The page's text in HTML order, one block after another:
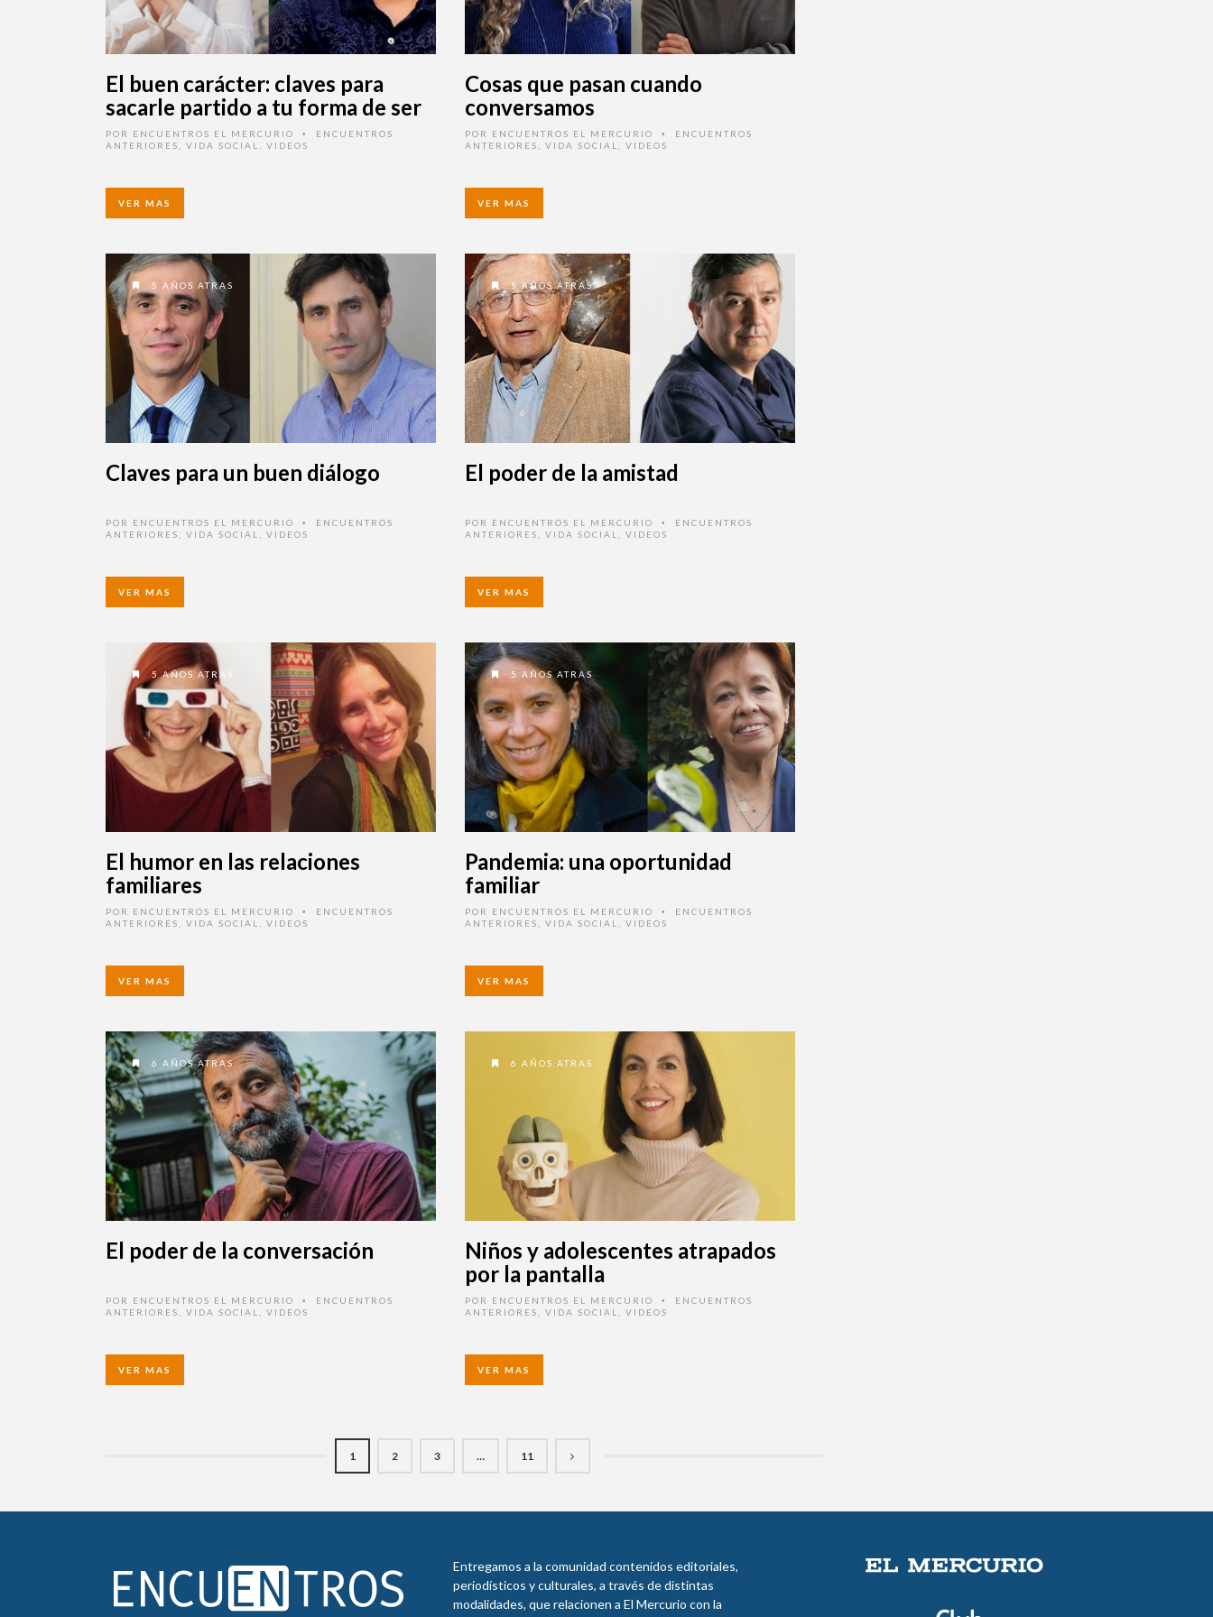
El buen carácter: claves para
sacarle partido a tu forma de ser
PORENCUENTROS EL MERCURIO •
ENCUENTROS
ANTERIORES, VIDA SOCIAL , VIDEOS
VER MAS
Cosas que pasan cuando
conversamos
PORENCUENTROS EL MERCURIO •
ENCUENTROS
ANTERIORES, VIDA SOCIAL , VIDEOS
VER MAS
5 AÑOS ATRAS
Claves para un buen diálogo
PORENCUENTROS EL MERCURIO •
ENCUENTROS
ANTERIORES, VIDA SOCIAL , VIDEOS
VER MAS
5 AÑOS ATRAS
El poder de la amistad
PORENCUENTROS EL MERCURIO •
ENCUENTROS
ANTERIORES, VIDA SOCIAL , VIDEOS
VER MAS
5 AÑOS ATRAS
El humor en las relaciones
familiares
PORENCUENTROS EL MERCURIO •
ENCUENTROS
ANTERIORES, VIDA SOCIAL , VIDEOS
VER MAS
5 AÑOS ATRAS
Pandemia: una oportunidad
familiar
PORENCUENTROS EL MERCURIO •
ENCUENTROS
ANTERIORES, VIDA SOCIAL , VIDEOS
VER MAS
6 AÑOS ATRAS
El poder de la conversación
PORENCUENTROS EL MERCURIO •
ENCUENTROS
ANTERIORES, VIDA SOCIAL , VIDEOS
VER MAS
6 AÑOS ATRAS
Niños y adolescentes atrapados
por la pantalla
PORENCUENTROS EL MERCURIO •
ENCUENTROS
ANTERIORES, VIDA SOCIAL , VIDEOS
VER MAS
… 11
Entregamos a la comunidad contenidos editoriales,
periodísticos y culturales, a través de distintas
modalidades, que relacionen a El Mercurio con la